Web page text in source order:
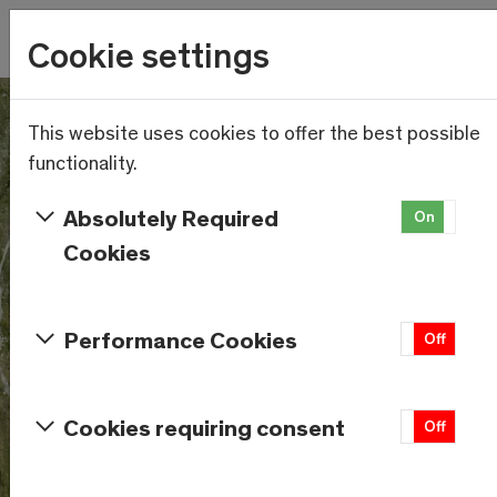
Skip to main content
12.1°C
Wetter
Cookie settings
This website uses cookies to offer the best possible
functionality.
Absolutely Required
Cookies
On
Performance Cookies Off
Cookies requiring consent Off